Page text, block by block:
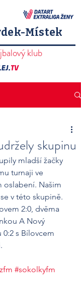
Místek
klub
skupinu
mladší žačky
turnaji ve
oslabení. Našim
v této skupině.
2:0, dvěma
A Nový
s Bílovcem
#sokolkyfm